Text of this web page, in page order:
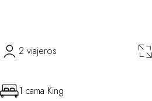
2 viajeros
1 cama King